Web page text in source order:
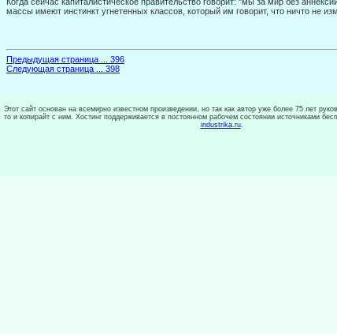
массы имеют инстинкт угнетенных классов, который им говорит, что ничто не
Предыдущая страница ... 396
Следующая страница ... 398
Этот сайт основан на всемирно известном произведении, но так как автор уже более 75 лет
то и копирайт с ним. Хостинг поддерживается в постоянном рабочем состоянии источниками
industrika.ru.